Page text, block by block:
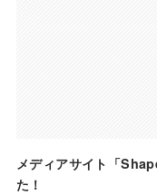
メディアサイト「
た！